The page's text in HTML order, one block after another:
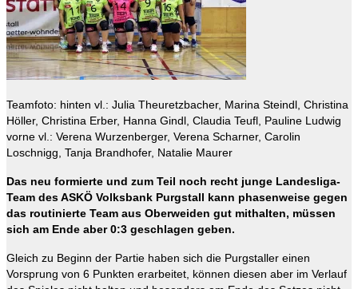
Teamfoto: hinten vl.: Julia Theuretzbacher, Marina Steindl, Christina
Höller, Christina Erber, Hanna Gindl, Claudia Teufl, Pauline Ludwig
vorne vl.: Verena Wurzenberger, Verena Scharner, Carolin
Loschnigg, Tanja Brandhofer, Natalie Maurer
Das neu formierte und zum Teil noch recht junge Landesliga-
Team des ASKÖ Volksbank Purgstall kann phasenweise gegen
das routinierte Team aus Oberweiden gut mithalten, müssen
sich am Ende aber 0:3 geschlagen geben.
Gleich zu Beginn der Partie haben sich die Purgstaller einen
Vorsprung von 6 Punkten erarbeitet, können diesen aber im Verlauf